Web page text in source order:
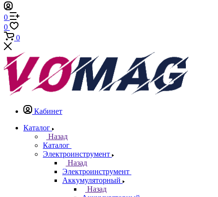
0
0
0
Кабинет
Каталог
Назад
Каталог
Электроинструмент
Назад
Электроинструмент
Аккумуляторный
Назад